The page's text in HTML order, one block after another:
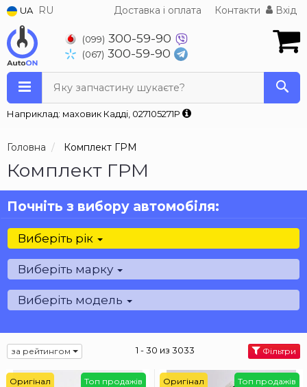
UA RU Доставка і оплата Контакти Вхід
(099) 300-59-90
(067) 300-59-90
Яку запчастину шукаєте?
Наприклад: маховик Кадді, 027105271P
Головна Комплект ГРМ
Комплект ГРМ
Почніть з вибору автомобіля:
Виберіть рік
Виберіть марку
Виберіть модель
за рейтингом 1 - 30 из 3033 Фільтри
Топ продажів
Оригінал Топ продажів
Оригінал